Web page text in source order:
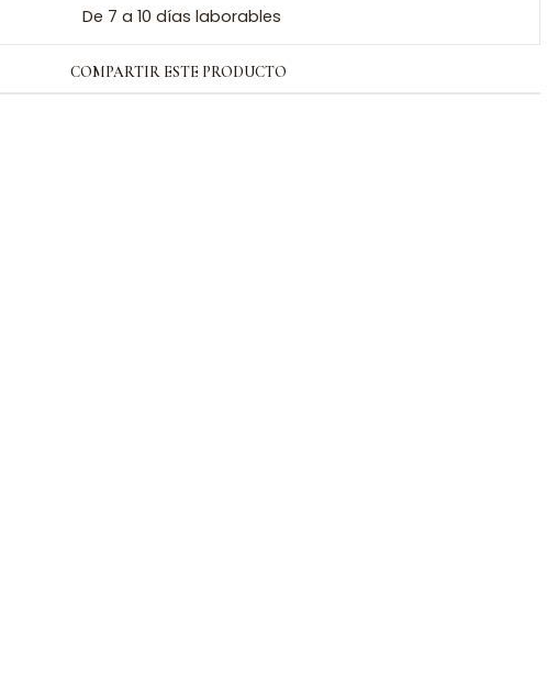
De 7 a 10 días laborables
COMPARTIR ESTE PRODUCTO